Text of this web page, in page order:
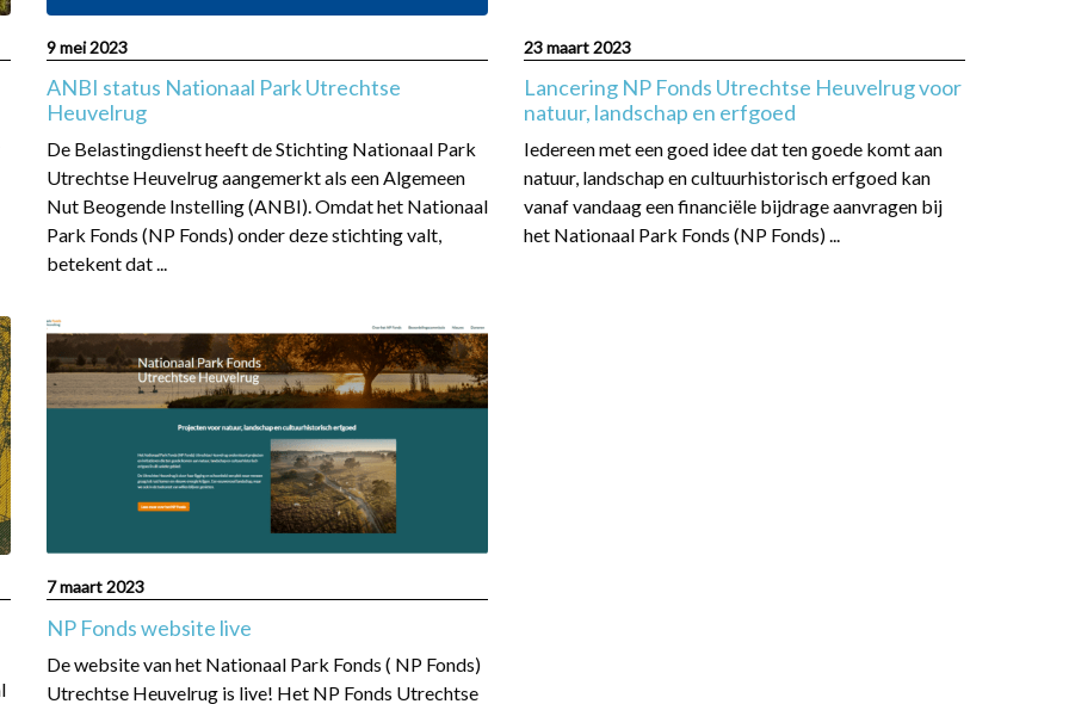
9 mei 2023
ANBI status Nationaal Park Utrechtse
Heuvelrug
De Belastingdienst heeft de Stichting Nationaal Park
Utrechtse Heuvelrug aangemerkt als een Algemeen
Nut Beogende Instelling (ANBI). Omdat het Nationaal
Park Fonds (NP Fonds) onder deze stichting valt,
betekent dat ...
Heuvelrug
23 maart 2023
Lancering NP Fonds Utrechtse Heuvelrug voor
natuur, landschap en erfgoed
Iedereen met een goed idee dat ten goede komt aan
natuur, landschap en cultuurhistorisch erfgoed kan
vanaf vandaag een financiële bijdrage aanvragen bij
het Nationaal Park Fonds (NP Fonds) ...
natuur,
landschap
7 maart 2023
NP Fonds website live
De website van het Nationaal Park Fonds ( NP Fonds)
Utrechtse Heuvelrug is live! Het NP Fonds Utrechtse
Read
more
about
NP